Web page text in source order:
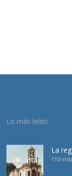
Lo más leído
La
110